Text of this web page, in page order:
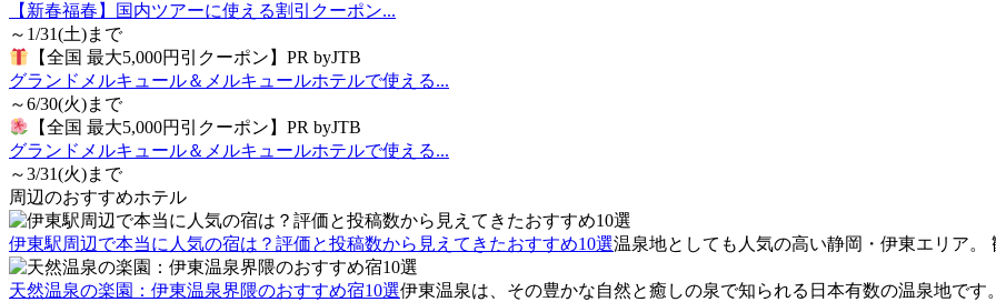
【新春福春】国内ツアーに使える割引クーポン...
～1/31(土)まで
【全国 最大5,000円引クーポン】PR byJTB
グランドメルキュール＆メルキュールホテルで使える...
～6/30(火)まで
【全国 最大5,000円引クーポン】PR byJTB
グランドメルキュール＆メルキュールホテルで使える...
～3/31(火)まで
周辺のおすすめホテル
伊東駅周辺で本当に人気の宿は？評価と投稿数から見えてきたおすすめ10選温泉地としても人気の高い静岡・伊東エリア
天然温泉の楽園：伊東温泉界隈のおすすめ宿10選伊東温泉は、その豊かな自然と癒しの泉で知られる日本有数の温泉地です